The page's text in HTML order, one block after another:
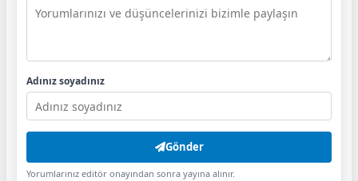
Adınız soyadınız
Gönder
Yorumlarınız editör onayından sonra yayına alınır.